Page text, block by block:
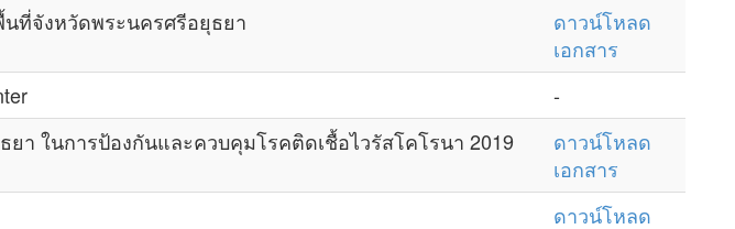
ที่จังหวัดพระนครศรีอยุธยา
ดาวน์โหลด
เอกสาร
-
ในการป้องกันและควบคุมโรคติดเชื้อไวรัสโคโรนา 2019
ดาวน์โหลด
เอกสาร
ดาวน์โหลด